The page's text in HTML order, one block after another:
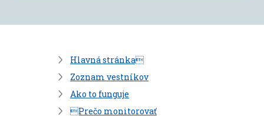
Hlavná stránka
Zoznam vestníkov
Ako to funguje
Prečo monitorovať